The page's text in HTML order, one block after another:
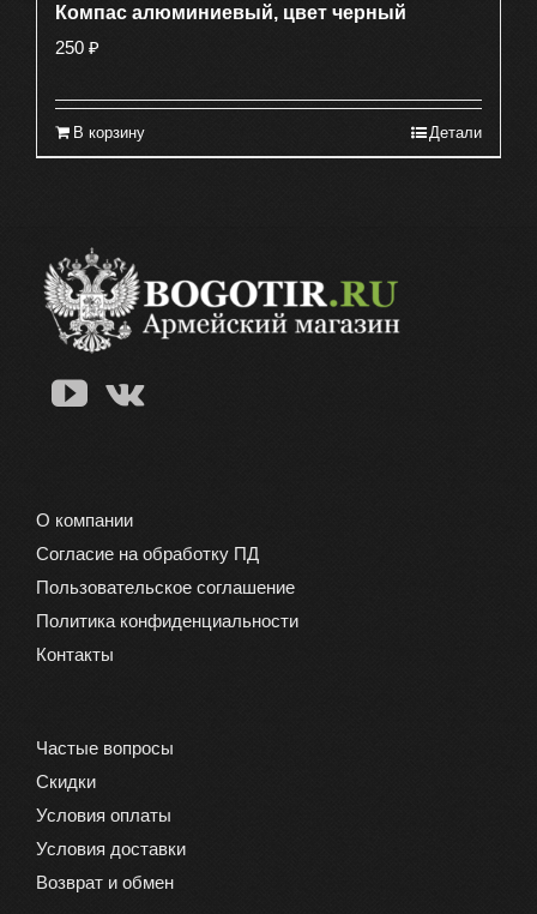
Компас алюминиевый, цвет черный
250 ₽
В корзину Детали
О компании
Согласие на обработку ПД
Пользовательское соглашение
Политика конфиденциальности
Контакты
Частые вопросы
Скидки
Условия оплаты
Условия доставки
Возврат и обмен